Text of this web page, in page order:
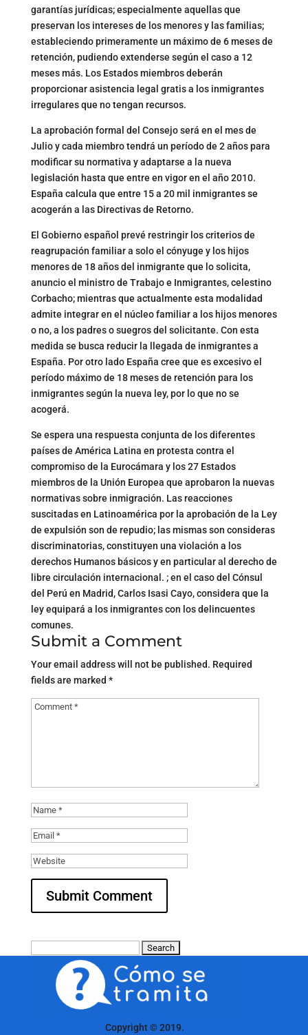
garantías jurídicas; especialmente aquellas que
preservan los intereses de los menores y las familias;
estableciendo primeramente un máximo de 6 meses de
retención, pudiendo extenderse según el caso a 12
meses más. Los Estados miembros deberán
proporcionar asistencia legal gratis a los inmigrantes
irregulares que no tengan recursos.
La aprobación formal del Consejo será en el mes de
Julio y cada miembro tendrá un período de 2 años para
modificar su normativa y adaptarse a la nueva
legislación hasta que entre en vigor en el año 2010.
España calcula que entre 15 a 20 mil inmigrantes se
acogerán a las Directivas de Retorno.
El Gobierno español prevé restringir los criterios de
reagrupación familiar a solo el cónyuge y los hijos
menores de 18 años del inmigrante que lo solicita,
anuncio el ministro de Trabajo e Inmigrantes, celestino
Corbacho; mientras que actualmente esta modalidad
admite integrar en el núcleo familiar a los hijos menores
o no, a los padres o suegros del solicitante. Con esta
medida se busca reducir la llegada de inmigrantes a
España. Por otro lado España cree que es excesivo el
período máximo de 18 meses de retención para los
inmigrantes según la nueva ley, por lo que no se
acogerá.
Se espera una respuesta conjunta de los diferentes
países de América Latina en protesta contra el
compromiso de la Eurocámara y los 27 Estados
miembros de la Unión Europea que aprobaron la nuevas
normativas sobre inmigración. Las reacciones
suscitadas en Latinoamérica por la aprobación de la Ley
de expulsión son de repudio; las mismas son consideras
discriminatorias, constituyen una violación a los
derechos Humanos básicos y en particular al derecho de
libre circulación internacional. ; en el caso del Cónsul
del Perú en Madrid, Carlos Isasi Cayo, considera que la
ley equipará a los inmigrantes con los delincuentes
comunes.
Submit a Comment
Your email address will not be published. Required
fields are marked *
Copyright © 2019.